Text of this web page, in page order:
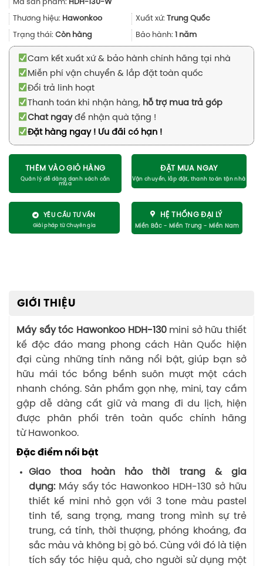
là:
699.000₫.là:
499.000₫.
Mã sản phẩm: HDH-130-W
Thương hiệu: Hawonkoo Xuất xứ: Trung Quốc
Trạng thái: Còn hàng Bảo hành: 1 năm
Cam kết xuất xứ & bảo hành chính hãng tại nhà
Miễn phí vận chuyển & lắp đặt toàn quốc
Đổi trả linh hoạt
Thanh toán khi nhận hàng, hỗ trợ mua trả góp
Chat ngayđể nhận quà tặng !
Đặt hàng ngay ! Ưu đãi có hạn !
THÊM VÀO GIỎ HÀNG ĐẶT MUA NGAY
YÊU CẦU TƯ VẤN HỆ THỐNG ĐẠI LÝ
GIỚI THIỆU
Máy sấy tóc Hawonkoo HDH-130mini sở hữu thiết
kế độc đáo mang phong cách Hàn Quốc hiện
đại cùng những tính năng nổi bật, giúp bạn sở
hữu mái tóc bồng bềnh suôn mượt một cách
nhanh chóng. Sản phẩm gọn nhẹ, mini, tay cầm
gập dễ dàng cất giữ và mang đi du lịch, hiện
được phân phối trên toàn quốc chính hãng
từ Hawonkoo.
Đặc điểm nổi bật
Giao thoa hoàn hảo thời trang & gia
dụng:Máy sấy tóc Hawonkoo HDH-130 sở hữu
thiết kế mini nhỏ gọn với 3 tone màu pastel
tinh tế, sang trọng, mang trong mình sự trẻ
trung, cá tính, thời thượng, phóng khoáng, đa
sắc màu và không bị gò bó. Cùng với đó là tiện
tích sấy tóc hiệu quả, cho người sử dụng một